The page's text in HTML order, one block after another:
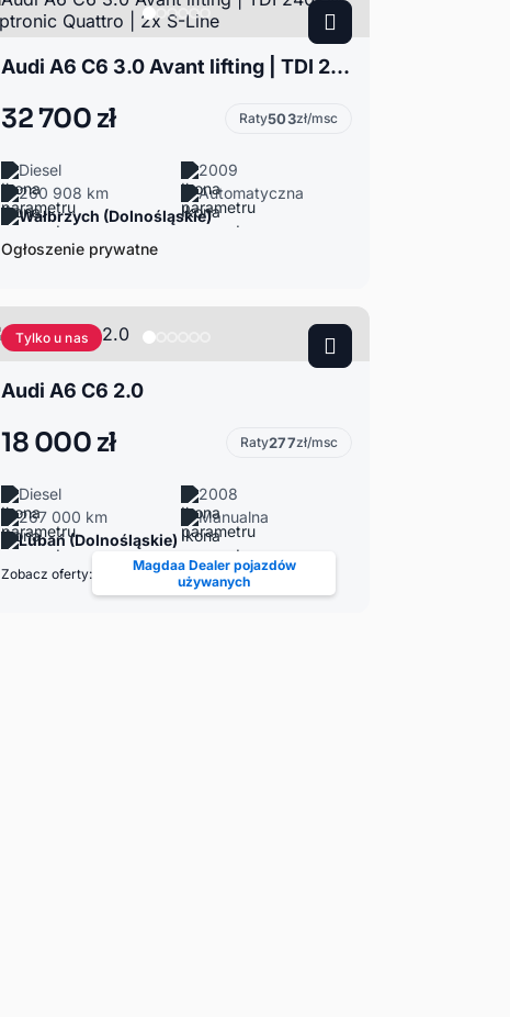
Audi A6 C6 3.0 Avant lifting | TDI 240KM Tiptronic Quattro | 2x S-Line
32 700 zł Raty503zł/msc
Diesel
2009
260 908 km
Automatyczna
Wałbrzych (Dolnośląskie)
Ogłoszenie prywatne
Tylko u nas
Audi A6 C6 2.0
18 000 zł Raty277zł/msc
Diesel
2008
267 000 km
Manualna
Lubań (Dolnośląskie)
Zobacz oferty:
Magdaa Dealer pojazdów
używanych